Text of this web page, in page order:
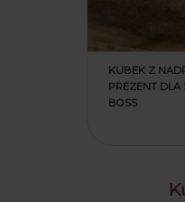
KUBEK Z
PREZENT DLA
BOSS